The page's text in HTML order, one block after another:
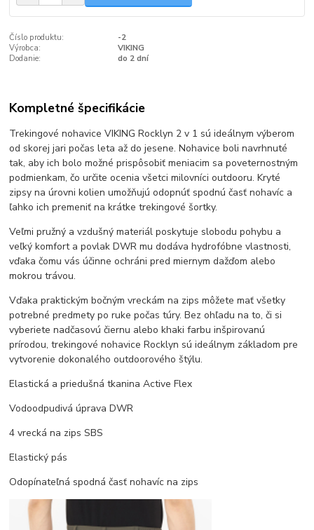
Číslo produktu:
-2
Výrobca:
VIKING
Dodanie:
do 2 dní
Kompletné špecifikácie
Trekingové nohavice VIKING Rocklyn 2 v 1 sú ideálnym výberom
od skorej jari počas leta až do jesene. Nohavice boli navrhnuté
tak, aby ich bolo možné prispôsobiť meniacim sa poveternostným
podmienkam, čo určite ocenia všetci milovníci outdooru. Kryté
zipsy na úrovni kolien umožňujú odopnúť spodnú časť nohavíc a
ľahko ich premeniť na krátke trekingové šortky.
Veľmi pružný a vzdušný materiál poskytuje slobodu pohybu a
veľký komfort a povlak DWR mu dodáva hydrofóbne vlastnosti,
vďaka čomu vás účinne ochráni pred miernym dažďom alebo
mokrou trávou.
Vďaka praktickým bočným vreckám na zips môžete mať všetky
potrebné predmety po ruke počas túry. Bez ohľadu na to, či si
vyberiete nadčasovú čiernu alebo khaki farbu inšpirovanú
prírodou, trekingové nohavice Rocklyn sú ideálnym základom pre
vytvorenie dokonalého outdoorového štýlu.
Elastická a priedušná tkanina Active Flex
Vodoodpudivá úprava DWR
4 vrecká na zips SBS
Elastický pás
Odopínateľná spodná časť nohavíc na zips